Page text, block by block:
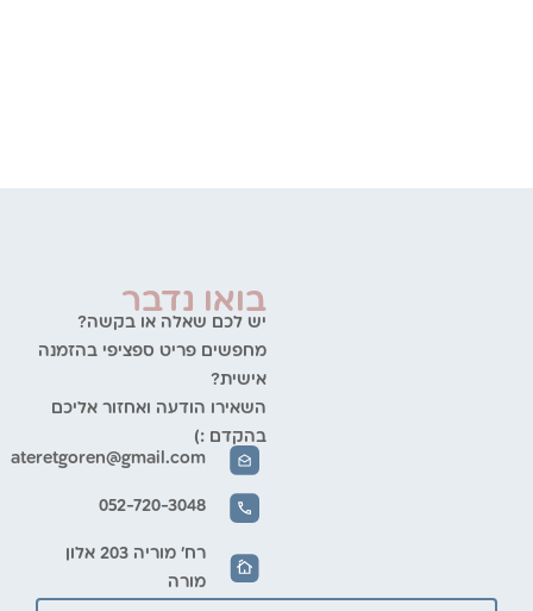
בואו נדבר
יש לכם שאלה או בקשה?
מחפשים פריט ספציפי בהזמנה
אישית?
השאירו הודעה ואחזור אליכם
בהקדם :)
ateretgoren@gmail.com
052-720-3048
רח' מוריה 203 אלון
מורה